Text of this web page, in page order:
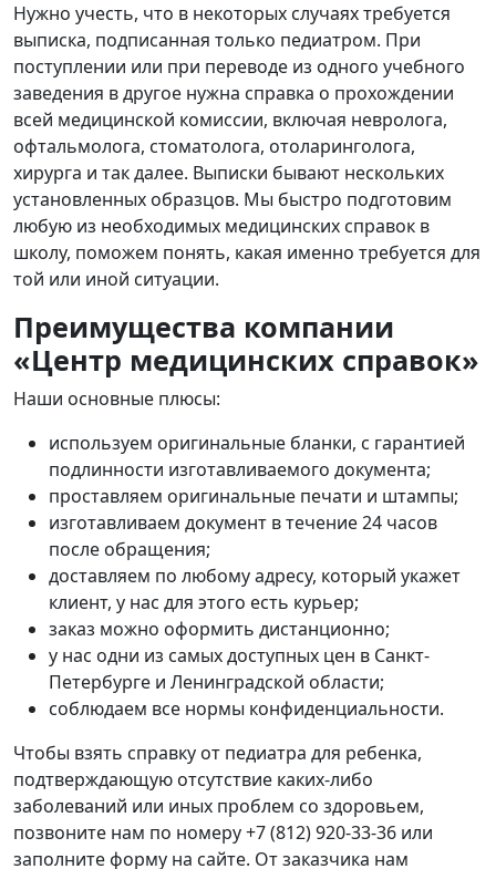
Нужно учесть, что в некоторых случаях требуется
выписка, подписанная только педиатром. При
поступлении или при переводе из одного учебного
заведения в другое нужна справка о прохождении
всей медицинской комиссии, включая невролога,
офтальмолога, стоматолога, отоларинголога,
хирурга и так далее. Выписки бывают нескольких
установленных образцов. Мы быстро подготовим
любую из необходимых медицинских справок в
школу, поможем понять, какая именно требуется для
той или иной ситуации.
Преимущества компании
«Центр медицинских справок»
Наши основные плюсы:
используем оригинальные бланки, с гарантией
подлинности изготавливаемого документа;
проставляем оригинальные печати и штампы;
изготавливаем документ в течение 24 часов
после обращения;
доставляем по любому адресу, который укажет
клиент, у нас для этого есть курьер;
заказ можно оформить дистанционно;
у нас одни из самых доступных цен в Санкт-
Петербурге и Ленинградской области;
соблюдаем все нормы конфиденциальности.
Чтобы взять справку от педиатра для ребенка,
подтверждающую отсутствие каких-либо
заболеваний или иных проблем со здоровьем,
позвоните нам по номеру +7 (812) 920-33-36 или
заполнитеформу на сайте. От заказчика нам